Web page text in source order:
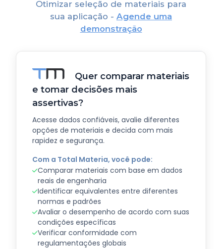
Otimizar seleção de materiais para
sua aplicação - Agende uma
demonstração
Quer comparar materiais
e tomar decisões mais
assertivas?
Acesse dados confiáveis, avalie diferentes
opções de materiais e decida com mais
rapidez e segurança.
Com a Total Materia, você pode:
Comparar materiais com base em dados
reais de engenharia
Identificar equivalentes entre diferentes
normas e padrões
Avaliar o desempenho de acordo com suas
condições específicas
Verificar conformidade com
regulamentações globais